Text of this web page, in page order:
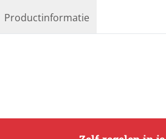
Productinformatie